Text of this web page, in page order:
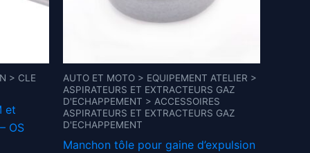
> CLE
et
OS
AUTO ET MOTO > EQUIPEMENT ATELIER >
ASPIRATEURS ET EXTRACTEURS GAZ
D'ECHAPPEMENT > ACCESSOIRES
ASPIRATEURS ET EXTRACTEURS GAZ
D'ECHAPPEMENT
Manchon tôle pour gaine d’expulsion